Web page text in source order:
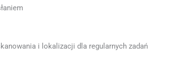
i lokalizacji dla regularnych zadań